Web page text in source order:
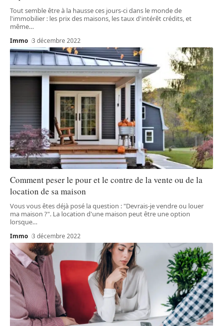
Tout semble être à la hausse ces jours-ci dans le monde de
l'immobilier : les prix des maisons, les taux d'intérêt crédits, et
même…
Immo 3 décembre 2022
Comment peser le pour et le contre de la vente ou de la
location de sa maison
Vous vous êtes déjà posé la question : "Devrais-je vendre ou louer
ma maison ?". La location d'une maison peut être une option
lorsque…
Immo 3 décembre 2022